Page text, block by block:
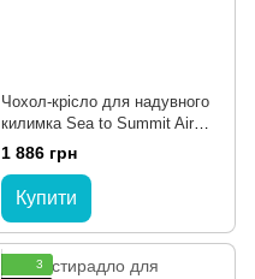
Чохол-крісло для надувного
килимка Sea to Summit Air
Chair 2020, 186см, Black (STS
AMAIRCR)
1 886 грн
Купити
3